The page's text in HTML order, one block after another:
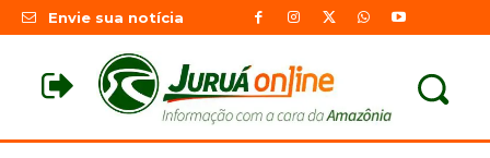
Envie sua notícia